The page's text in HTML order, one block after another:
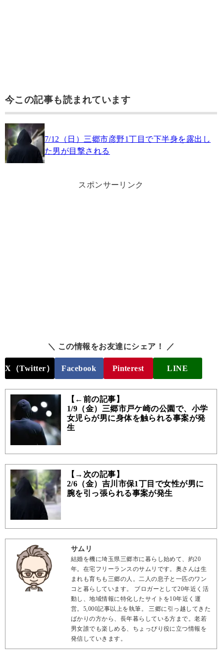
今この記事も読まれています
7/12（日）三郷市彦野1丁目で下半身を露出し
た男が目撃される
スポンサーリンク
＼ この情報をお友達にシェア！ ／
X（Twitter） Facebook Pinterest LINE
【←前の記事】
1/9（金）三郷市戸ケ崎の公園で、小学
女児らが男に身体を触られる事案が発
生
【→次の記事】
2/6（金）吉川市保1丁目で女性が男に
腕を引っ張られる事案が発生
サムリ
結婚を機に埼玉県三郷市に暮らし始めて、約20
年。在宅フリーランスのサムリです。奥さんは生
まれも育ちも三郷の人。二人の息子と一匹のワン
コと暮らしています。 ブロガーとして20年近く活
動し、地域情報に特化したサイトを10年近く運
営。5,000記事以上を執筆。 三郷に引っ越してきた
ばかりの方から、長年暮らしている方まで。老若
男女誰でも楽しめる、ちょっぴり役に立つ情報を
発信していきます。